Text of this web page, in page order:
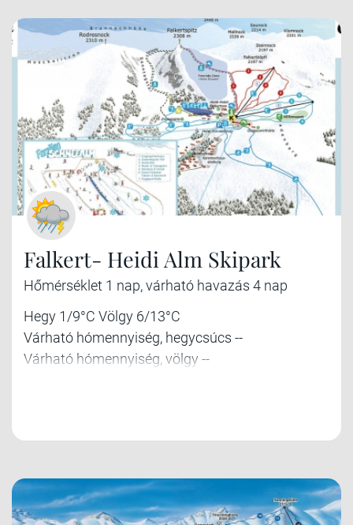
Falkert- Heidi Alm Skipark
Hőmérséklet 1 nap, várható havazás 4 nap
Hegy 1/9°C Völgy 6/13°C
Várható hómennyiség, hegycsúcs --
Várható hómennyiség, völgy --